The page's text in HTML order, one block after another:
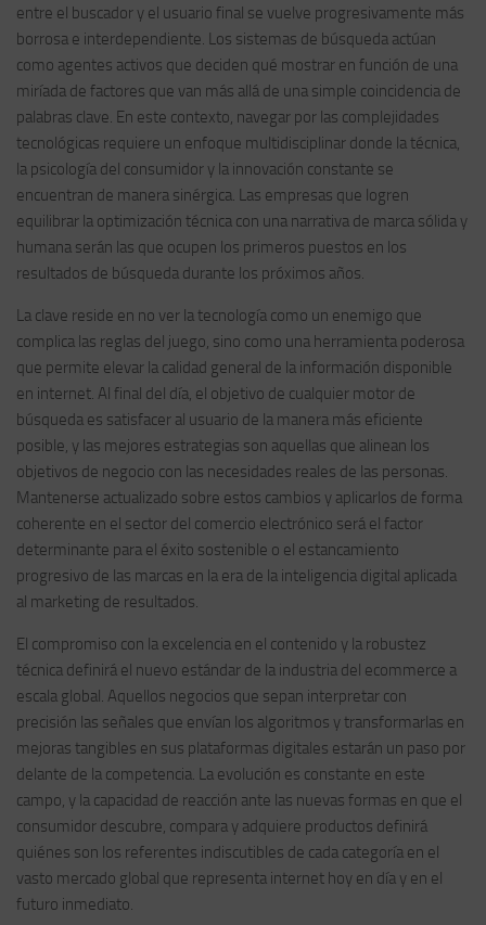
entre el buscador y el usuario final se vuelve progresivamente más
borrosa e interdependiente. Los sistemas de búsqueda actúan
como agentes activos que deciden qué mostrar en función de una
miríada de factores que van más allá de una simple coincidencia de
palabras clave. En este contexto, navegar por las complejidades
tecnológicas requiere un enfoque multidisciplinar donde la técnica,
la psicología del consumidor y la innovación constante se
encuentran de manera sinérgica. Las empresas que logren
equilibrar la optimización técnica con una narrativa de marca sólida y
humana serán las que ocupen los primeros puestos en los
resultados de búsqueda durante los próximos años.
La clave reside en no ver la tecnología como un enemigo que
complica las reglas del juego, sino como una herramienta poderosa
que permite elevar la calidad general de la información disponible
en internet. Al final del día, el objetivo de cualquier motor de
búsqueda es satisfacer al usuario de la manera más eficiente
posible, y las mejores estrategias son aquellas que alinean los
objetivos de negocio con las necesidades reales de las personas.
Mantenerse actualizado sobre estos cambios y aplicarlos de forma
coherente en el sector del comercio electrónico será el factor
determinante para el éxito sostenible o el estancamiento
progresivo de las marcas en la era de la inteligencia digital aplicada
al marketing de resultados.
El compromiso con la excelencia en el contenido y la robustez
técnica definirá el nuevo estándar de la industria del ecommerce a
escala global. Aquellos negocios que sepan interpretar con
precisión las señales que envían los algoritmos y transformarlas en
mejoras tangibles en sus plataformas digitales estarán un paso por
delante de la competencia. La evolución es constante en este
campo, y la capacidad de reacción ante las nuevas formas en que el
consumidor descubre, compara y adquiere productos definirá
quiénes son los referentes indiscutibles de cada categoría en el
vasto mercado global que representa internet hoy en día y en el
futuro inmediato.